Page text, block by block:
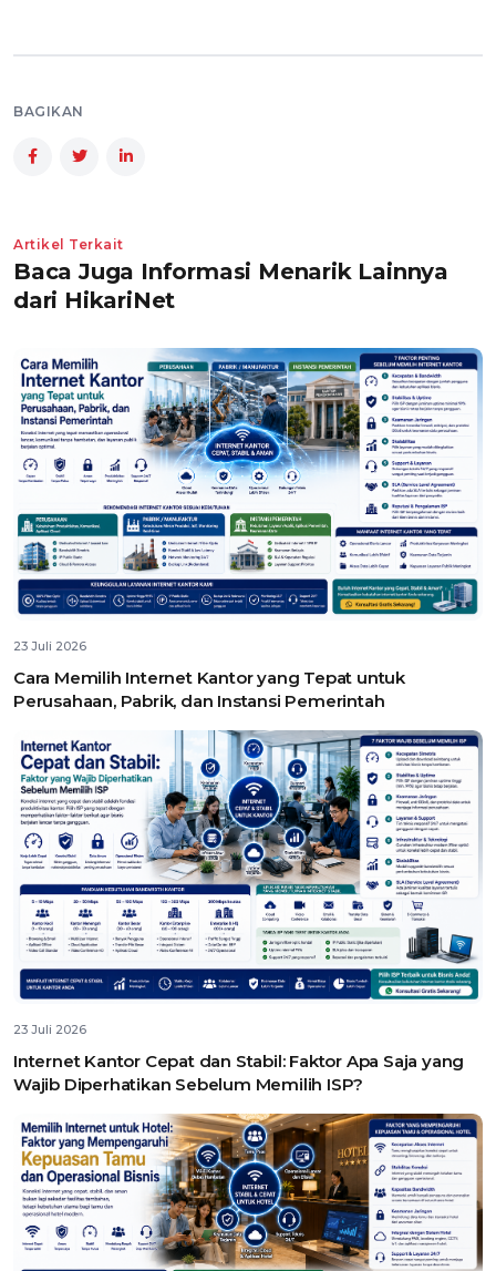
BAGIKAN
Artikel Terkait
Baca Juga Informasi Menarik Lainnya
dari HikariNet
23 Juli 2026
Cara Memilih Internet Kantor yang Tepat untuk
Perusahaan, Pabrik, dan Instansi Pemerintah
23 Juli 2026
Internet Kantor Cepat dan Stabil: Faktor Apa Saja yang
Wajib Diperhatikan Sebelum Memilih ISP?